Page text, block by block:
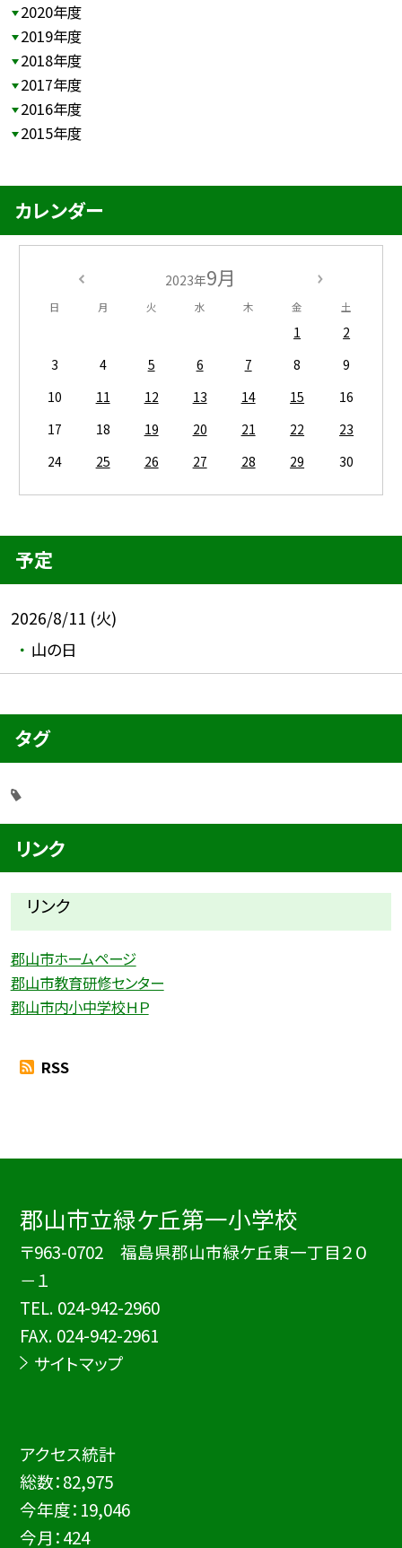
2020年度
2019年度
2018年度
2017年度
2016年度
2015年度
カレンダー
2023年9月
日 月 火 水 木 金 土
1
2
3
4 5 6 7 8
9
10
11 12 13 14 15
16
17
18 19 20 21 22
23
24
25 26 27 28 29 30
予定
2026/8/11 (火)
山の日
タグ
リンク
リンク
郡山市ホームページ
郡山市教育研修センター
郡山市内小中学校ＨＰ
RSS
郡山市立緑ケ丘第一小学校
〒963-0702 福島県郡山市緑ケ丘東一丁目２０
－１
TEL. 024-942-2960
FAX. 024-942-2961
サイトマップ
アクセス統計
総数：82,975
今年度： 19,046
今月：424